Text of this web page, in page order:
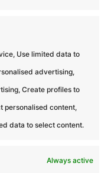
Use limited data to
advertising,
Create profiles to
personalised content,
data to select content.
Always active